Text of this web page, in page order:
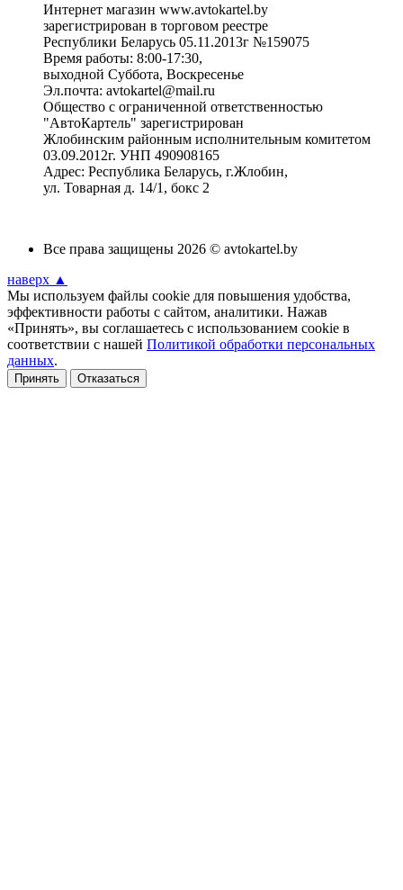
Интернет магазин www.avtokartel.by
зарегистрирован в торговом реестре
Республики Беларусь 05.11.2013г №159075
Время работы: 8:00-17:30,
выходной Суббота, Воскресенье
Эл.почта: avtokartel@mail.ru
Общество с ограниченной ответственностью
"АвтоКартель" зарегистрирован
Жлобинским районным исполнительным комитетом
03.09.2012г. УНП 490908165
Адрес: Республика Беларусь, г.Жлобин,
ул. Товарная д. 14/1, бокс 2
Все права защищены 2026 © avtokartel.by
наверх ▲
Мы используем файлы cookie для повышения удобства,
эффективности работы с сайтом, аналитики. Нажав
«Принять», вы соглашаетесь с использованием cookie в
соответствии с нашей Политикой обработки персональных
данных.
Принять Отказаться